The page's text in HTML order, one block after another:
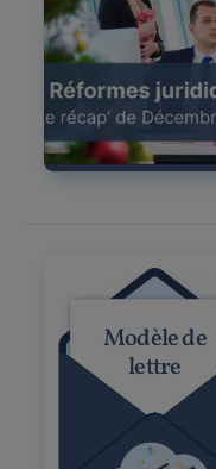
Modèle de
lettre